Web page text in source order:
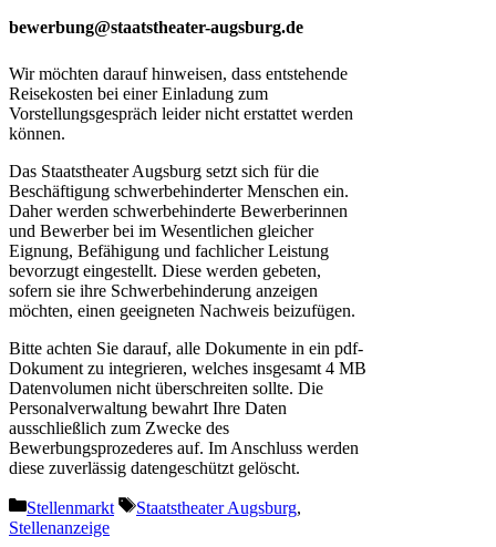
bewerbung@staatstheater-augsburg.de
Wir möchten darauf hinweisen, dass entstehende
Reisekosten bei einer Einladung zum
Vorstellungsgespräch leider nicht erstattet werden
können.
Das Staatstheater Augsburg setzt sich für die
Beschäftigung schwerbehinderter Menschen ein.
Daher werden schwerbehinderte Bewerberinnen
und Bewerber bei im Wesentlichen gleicher
Eignung, Befähigung und fachlicher Leistung
bevorzugt eingestellt. Diese werden gebeten,
sofern sie ihre Schwerbehinderung anzeigen
möchten, einen geeigneten Nachweis beizufügen.
Bitte achten Sie darauf, alle Dokumente in ein pdf-
Dokument zu integrieren, welches insgesamt 4 MB
Datenvolumen nicht überschreiten sollte. Die
Personalverwaltung bewahrt Ihre Daten
ausschließlich zum Zwecke des
Bewerbungsprozederes auf. Im Anschluss werden
diese zuverlässig datengeschützt gelöscht.
Kategorien
Stellenmarkt Schlagwörter
Staatstheater Augsburg,
Stellenanzeige